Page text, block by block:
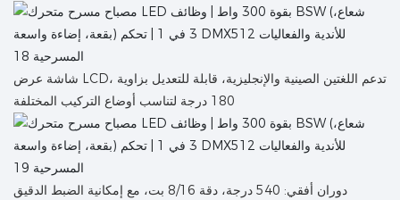
شاشة عرض LCD، تدعم اللغتين الصينية والإنجليزية، قابلة للتعديل بزاوية
180 درجة لتناسب أوضاع التركيب المختلفة
دوران أفقي: 540 درجة، دقة 8/16 بت، مع إمكانية الضبط الدقيق